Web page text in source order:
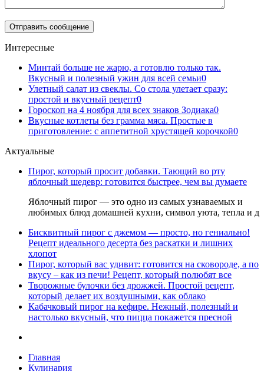
Интересные
Минтай больше не жарю, а готовлю только так.
Вкусный и полезный ужин для всей семьи0
Улетный салат из свеклы. Со стола улетает сразу:
простой и вкусный рецепт0
Гороскоп на 4 ноября для всех знаков Зодиака0
Вкусные котлеты без грамма мяса. Простые в
приготовление: с аппетитной хрустящей корочкой0
Актуальные
Пирог, который просит добавки. Тающий во рту
яблочный шедевр: готовится быстрее, чем вы думаете
Яблочный пирог — это одно из самых узнаваемых и
любимых блюд домашней кухни, символ уюта, тепла и д
Бисквитный пирог с джемом — просто, но гениально!
Рецепт идеального десерта без раскатки и лишних
хлопот
Пирог, который вас удивит: готовится на сковороде, а по
вкусу – как из печи! Рецепт, который полюбят все
Творожные булочки без дрожжей. Простой рецепт,
который делает их воздушными, как облако
Кабачковый пирог на кефире. Нежный, полезный и
настолько вкусный, что пицца покажется пресной
Главная
Кулинария